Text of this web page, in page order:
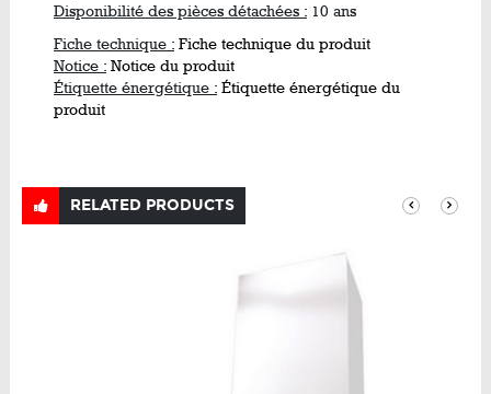
Disponibilité des pièces détachées : 10 ans
Fiche technique : Fiche technique du produit
Notice : Notice du produit
Étiquette énergétique : Étiquette énergétique du
produit
RELATED PRODUCTS